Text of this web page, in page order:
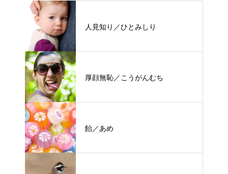
人見知り／ひとみしり
厚顔無恥／こうがんむち
飴／あめ